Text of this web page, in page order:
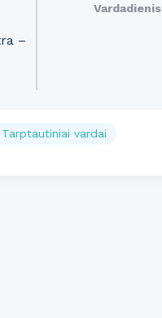
–
Vardadienis
Tarptautiniai vardai